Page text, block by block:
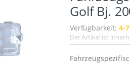
Golf Bj.
Verfügbarkeit: 4-
Der Artikel ist